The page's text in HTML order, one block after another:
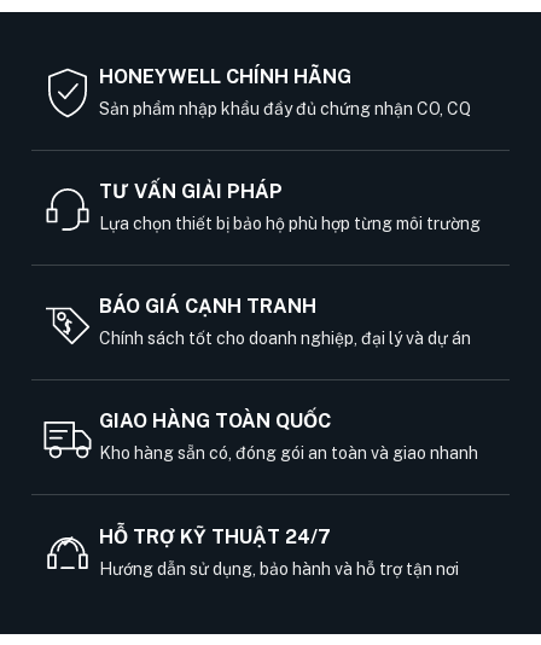
HONEYWELL CHÍNH HÃNG
Sản phẩm nhập khẩu đầy đủ chứng nhận CO, CQ
TƯ VẤN GIẢI PHÁP
Lựa chọn thiết bị bảo hộ phù hợp từng môi trường
BÁO GIÁ CẠNH TRANH
Chính sách tốt cho doanh nghiệp, đại lý và dự án
GIAO HÀNG TOÀN QUỐC
Kho hàng sẵn có, đóng gói an toàn và giao nhanh
HỖ TRỢ KỸ THUẬT 24/7
Hướng dẫn sử dụng, bảo hành và hỗ trợ tận nơi